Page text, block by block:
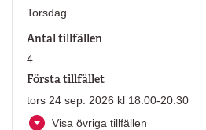
Torsdag
Antal tillfällen
4
Första tillfället
tors 24 sep. 2026 kl 18:00-20:30
Visa övriga tillfällen